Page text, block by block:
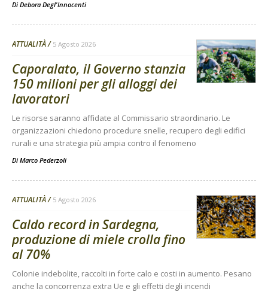
Di Debora Degl'Innocenti
ATTUALITÀ 5 Agosto 2026
Caporalato, il Governo stanzia
150 milioni per gli alloggi dei
lavoratori
Le risorse saranno affidate al Commissario straordinario. Le
organizzazioni chiedono procedure snelle, recupero degli edifici
rurali e una strategia più ampia contro il fenomeno
Di Marco Pederzoli
ATTUALITÀ 5 Agosto 2026
Caldo record in Sardegna,
produzione di miele crolla fino
al 70%
Colonie indebolite, raccolti in forte calo e costi in aumento. Pesano
anche la concorrenza extra Ue e gli effetti degli incendi